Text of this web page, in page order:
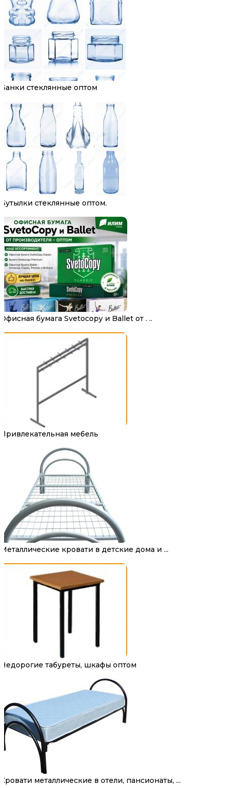
Банки стеклянные оптом
Бутылки стеклянные оптом.
Офисная бумага Svetocopy и Ballet от . ..
Привлекательная мебель
Металлические кровати в детские дома и ...
Недорогие табуреты, шкафы оптом
Кровати металлические в отели, пансионаты, ...